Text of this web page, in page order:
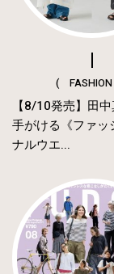
(
【8/10発売】田
手がける《ファッ
ナルウエ...